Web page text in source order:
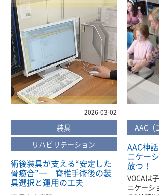
2026-03-02
装具
リハビリテーション
術後装具が支える“安定した
骨癒合”─ 脊椎手術後の装
具選択と運用の工夫
AAC（
AAC神
ニケー
放つ！
VOCAは
ニケーシ